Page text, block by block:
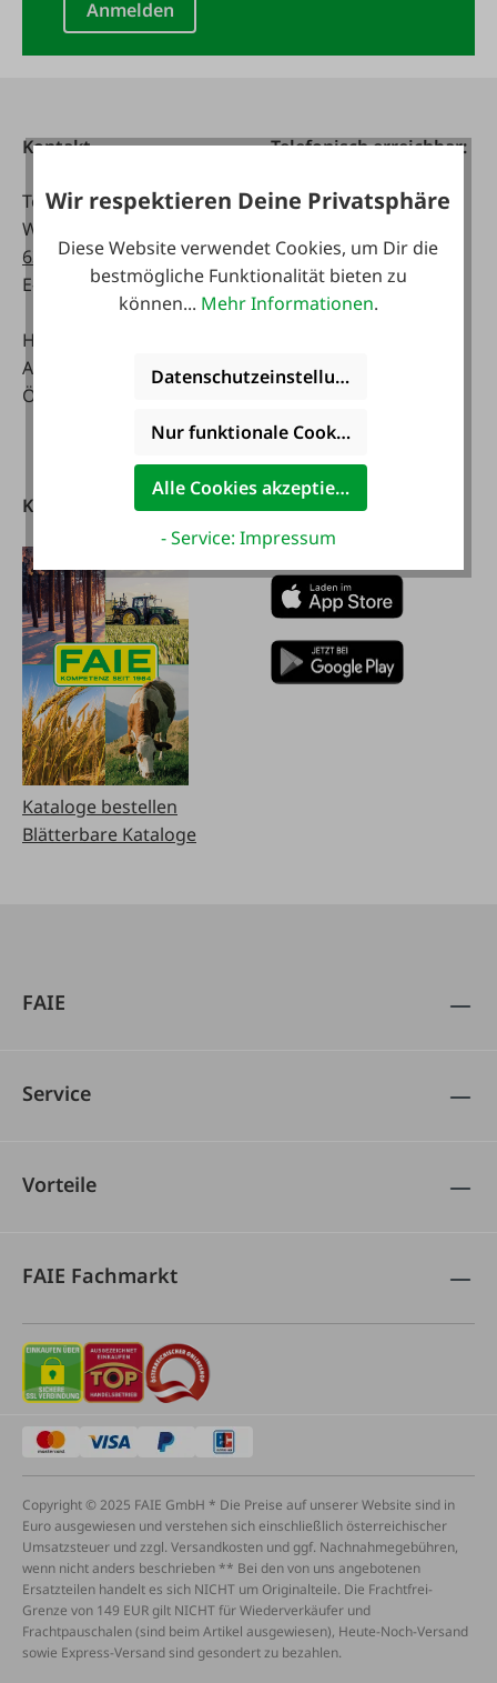
Anmelden
Kontakt
Tel:0043 7672 716-0
WhatsApp:
63514619
E-Mail:
info@faie.at
Handelsstraße 9
A-4844 Regau
Österreich
Telefonisch erreichbar:
Mo - Fr:
Sa:
08:00 - 12:00 Uhr
Mo - Fr:
Sa:
Kataloge
Kataloge bestellen
Blätterbare Kataloge
FAIE App
herunterladen
FAIE
Service
Vorteile
FAIE Fachmarkt
Copyright © 2025 FAIE GmbH * Die Preise auf unserer Website sind in
Euro ausgewiesen und verstehen sich einschließlich österreichischer
Umsatzsteuer und zzgl. Versandkosten und ggf. Nachnahmegebühren,
wenn nicht anders beschrieben ** Bei den von uns angebotenen
Ersatzteilen handelt es sich NICHT um Originalteile. Die Frachtfrei-
Grenze von 149 EUR gilt NICHT für Wiederverkäufer und
Frachtpauschalen (sind beim Artikel ausgewiesen), Heute-Noch-Versand
sowie Express-Versand sind gesondert zu bezahlen.
Wir respektieren Deine Privatsphäre
Diese Website verwendet Cookies, um Dir die
bestmögliche Funktionalität bieten zu
können... Mehr Informationen.
Datenschutzeinstellungen
Nur funktionale Cookies akzeptieren
Alle Cookies akzeptieren
- Service: Impressum